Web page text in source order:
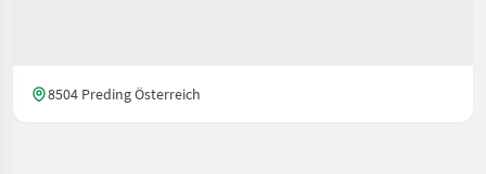
8504 Preding Österreich